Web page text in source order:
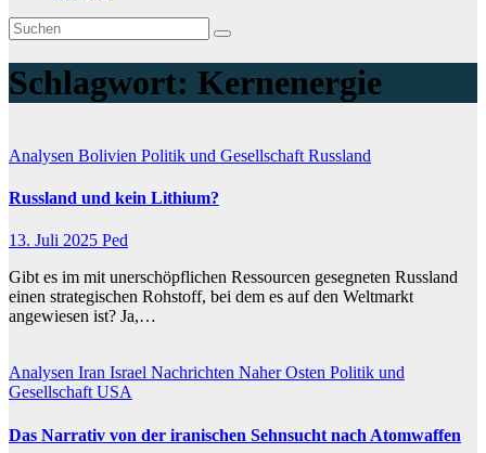
Schlagwort: Kernenergie
Analysen Bolivien Politik und Gesellschaft Russland
Russland und kein Lithium?
13. Juli 2025 Ped
Gibt es im mit unerschöpflichen Ressourcen gesegneten Russland
einen strategischen Rohstoff, bei dem es auf den Weltmarkt
angewiesen ist? Ja,…
Analysen Iran Israel Nachrichten Naher Osten Politik und
GesellschaftUSA
Das Narrativ von der iranischen Sehnsucht nach Atomwaffen